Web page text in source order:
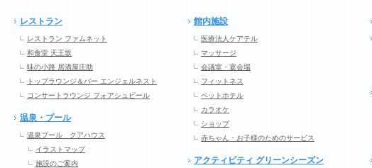
レストラン
レストラン ファムネット
和食堂 天王坂
味の小路 居酒屋庄助
トップラウンジ＆バー エンジェルネスト
コンサートラウンジ フォアシュピール
温泉・プール
温泉プール クアハウス
イラストマップ
施設のご案内
館内施設
医療法人ケアテル
マッサージ
会議室・宴会場
フィットネス
ペットホテル
カラオケ
ショップ
赤ちゃん・お子様のためのサービス
アクティビティ グリーンシーズン